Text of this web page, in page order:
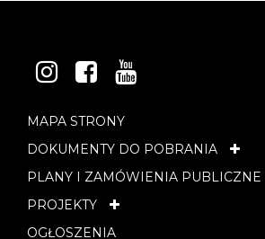
INSTAGRAM
FACEBOOK
YOUTUBE
MAPA STRONY
DOKUMENTY DO POBRANIA
PLANY I ZAMÓWIENIA PUBLICZNE
PROJEKTY
OGŁOSZENIA